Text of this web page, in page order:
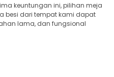
keuntungan ini, pilihan meja
besi dari tempat kami dapat
lama, dan fungsional